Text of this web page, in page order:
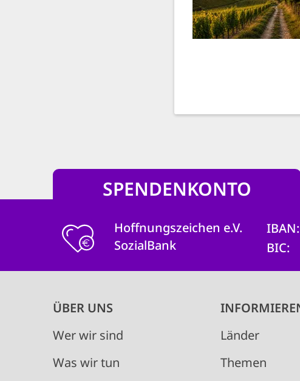
SPENDENKONTO
Hoffnungszeichen e.V.
SozialBank
IBAN
BIC
Main
navigation
ÜBER UNS
Wer wir sind
Was wir tun
Länder
Themen